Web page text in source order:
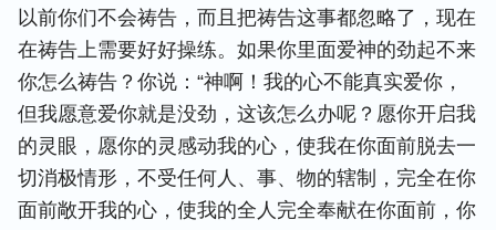
以前你们不会祷告，而且把祷告这事都忽略了，现在
在祷告上需要好好操练。如果你里面爱神的劲起不来
你怎么祷告？你说：“神啊！我的心不能真实爱你，
但我愿意爱你就是没劲，这该怎么办呢？愿你开启我
的灵眼，愿你的灵感动我的心，使我在你面前脱去一
切消极情形，不受任何人、事、物的辖制，完全在你
面前敞开我的心，使我的全人完全奉献在你面前，你